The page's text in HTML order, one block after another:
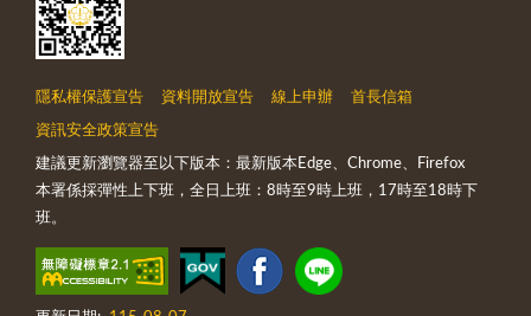
隱私權保護宣告 資料開放宣告 線上申辦 首長信箱
資訊安全政策宣告
建議更新瀏覽器至以下版本：最新版本Edge、Chrome、Firefox
本署係採彈性上下班，全日上班：8時至9時上班，17時至18時下
班。